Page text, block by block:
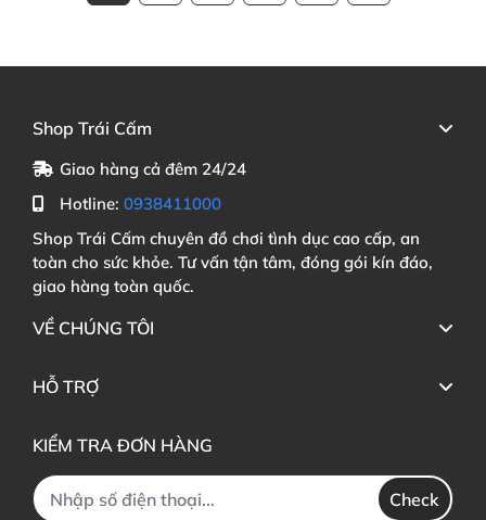
Shop Trái Cấm
Giao hàng cả đêm 24/24
Hotline: 0938411000
Shop Trái Cấm chuyên đồ chơi tình dục cao cấp, an
toàn cho sức khỏe. Tư vấn tận tâm, đóng gói kín đáo,
giao hàng toàn quốc.
VỀ CHÚNG TÔI
HỖ TRỢ
KIỂM TRA ĐƠN HÀNG
Check